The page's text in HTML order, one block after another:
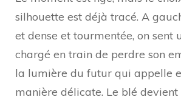
silhouette est déjà tracé. A
et dense et tourmentée, on sent
chargé en train de perdre son
la lumière du futur qui appelle
manière délicate. Le blé